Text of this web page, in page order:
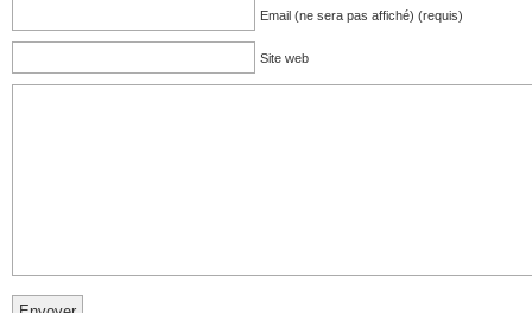
Email (ne sera pas affiché) (requis)
Site web